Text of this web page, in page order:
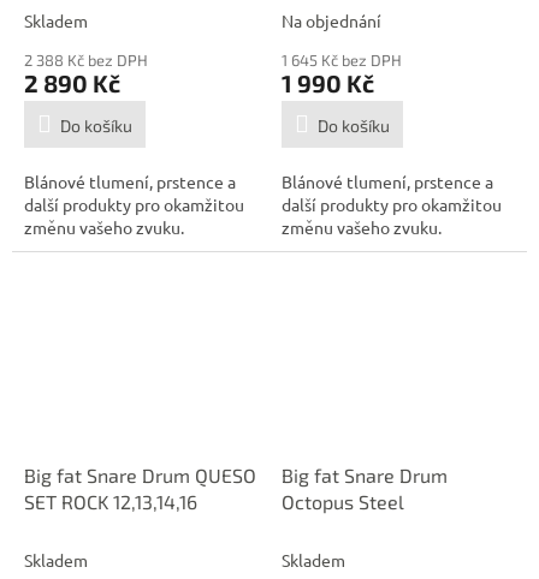
Skladem
2 388 Kč bez DPH
2 890 Kč
Do košíku
Blánové tlumení, prstence a
další produkty pro okamžitou
změnu vašeho zvuku.
Na objednání
1 645 Kč bez DPH
1 990 Kč
Do košíku
Blánové tlumení, prstence a
další produkty pro okamžitou
změnu vašeho zvuku.
Big fat Snare Drum QUESO
SET ROCK 12,13,14,16
Skladem
Big fat Snare Drum
Octopus Steel
Skladem